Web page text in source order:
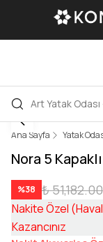
Ana Sayfa Yatak
Nora 5
%38 ₺ 51,182.00
Nakite Özel
Kazancınız